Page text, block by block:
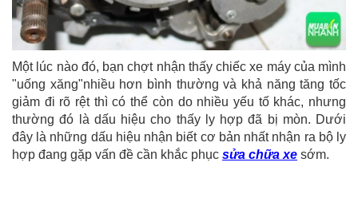
Một lúc nào đó, bạn chợt nhận thấy chiếc xe máy của mình
"uống xăng"nhiều hơn bình thường và khả năng tăng tốc
giảm đi rõ rệt thì có thể còn do nhiều yếu tố khác, nhưng
thường đó là dấu hiệu cho thấy ly hợp đã bị mòn. Dưới
đây là những dấu hiệu nhận biết cơ bản nhất nhận ra bộ ly
hợp đang gặp vấn đề cần khắc phục sửa chữa xe sớm.